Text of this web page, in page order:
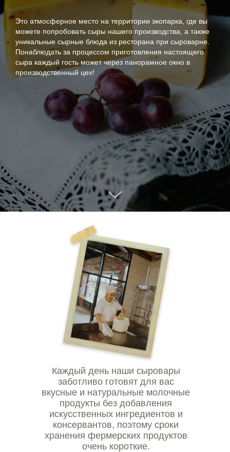
Это атмосферное место на территории экопарка, где вы
можете попробовать сыры нашего производства, а также
уникальные сырные блюда из ресторана при сыроварне.
Понаблюдать за процессом приготовления настоящего
сыра каждый гость может через панорамное окно в
производственный цех!
работаем с 2020 года
Каждый день наши сыровары
заботливо готовят для вас
вкусные и натуральные молочные
продукты без добавления
искусственных ингредиентов и
консервантов, поэтому сроки
хранения фермерских продуктов
очень короткие.